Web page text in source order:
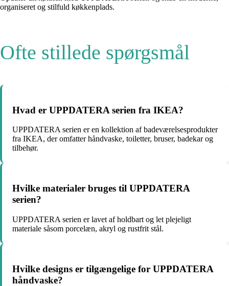
organiseret og stilfuld køkkenplads.
Ofte stillede spørgsmål
Hvad er UPPDATERA serien fra IKEA?
UPPDATERA serien er en kollektion af badeværelsesprodukter
fra IKEA, der omfatter håndvaske, toiletter, bruser, badekar og
tilbehør.
Hvilke materialer bruges til UPPDATERA
serien?
UPPDATERA serien er lavet af holdbart og let plejeligt
materiale såsom porcelæn, akryl og rustfrit stål.
Hvilke designs er tilgængelige for UPPDATERA
håndvaske?